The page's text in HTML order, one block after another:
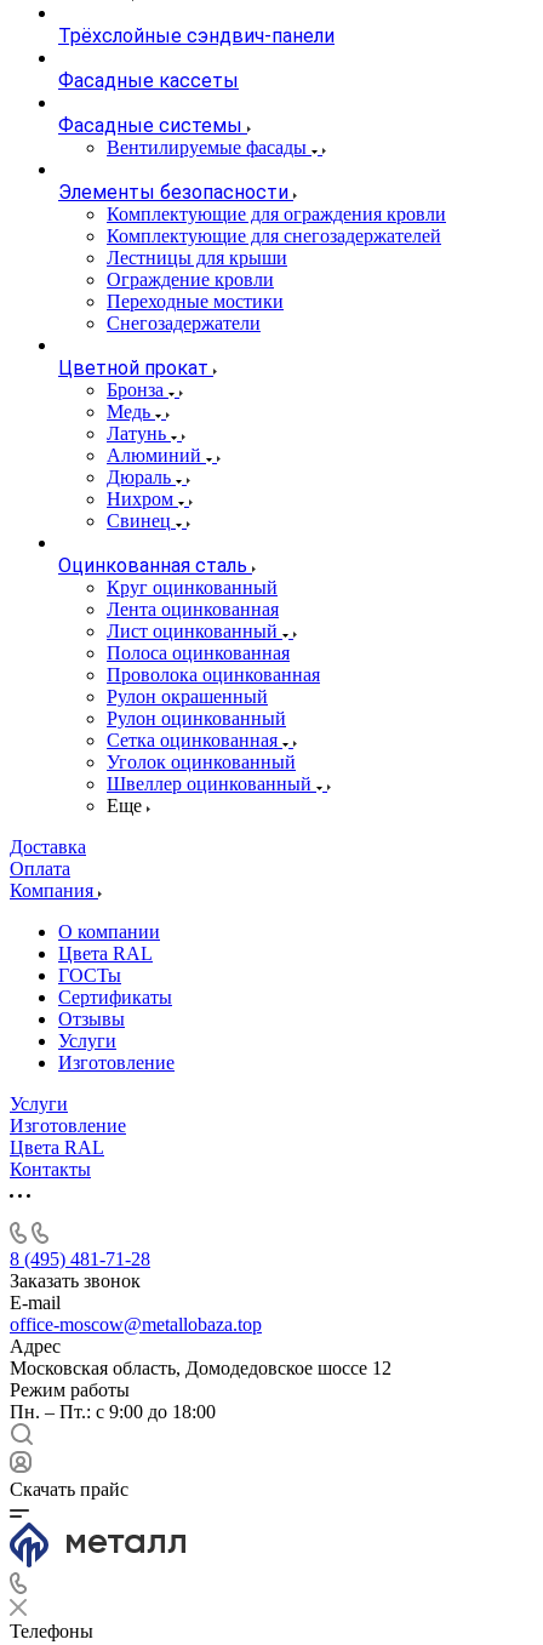
Трёхслойные сэндвич-панели
Фасадные кассеты
Фасадные системы
Вентилируемые фасады
Элементы безопасности
Комплектующие для ограждения кровли
Комплектующие для снегозадержателей
Лестницы для крыши
Ограждение кровли
Переходные мостики
Снегозадержатели
Цветной прокат
Бронза
Медь
Латунь
Алюминий
Дюраль
Нихром
Свинец
Оцинкованная сталь
Круг оцинкованный
Лента оцинкованная
Лист оцинкованный
Полоса оцинкованная
Проволока оцинкованная
Рулон окрашенный
Рулон оцинкованный
Сетка оцинкованная
Уголок оцинкованный
Швеллер оцинкованный
Еще
Доставка
Оплата
Компания
О компании
Цвета RAL
ГОСТы
Сертификаты
Отзывы
Услуги
Изготовление
Услуги
Изготовление
Цвета RAL
Контакты
8 (495) 481-71-28
Заказать звонок
E-mail
office-moscow@metallobaza.top
Адрес
Московская область, Домодедовское шоссе 12
Режим работы
Пн. – Пт.: с 9:00 до 18:00
Скачать прайс
Телефоны